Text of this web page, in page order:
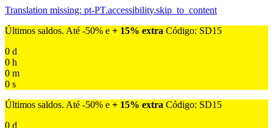
Translation missing: pt-PT.accessibility.skip_to_content
Últimos saldos. Até -50% e + 15% extra Código: SD15
0 d
0 h
0 m
0 s
Últimos saldos. Até -50% e + 15% extra Código: SD15
0 d